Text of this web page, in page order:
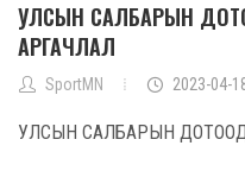
УЛСЫН САЛБАРЫН
АРГАЧЛАЛ
SportMN 2023-04-
УЛСЫН САЛБАРЫН